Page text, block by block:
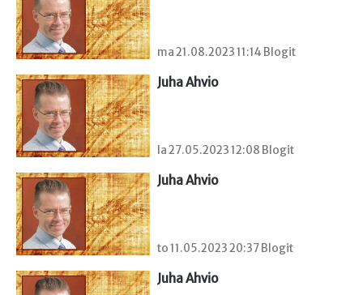
ma 21.08.2023 11:14 Blogit
Juha Ahvio
la 27.05.2023 12:08 Blogit
Juha Ahvio
to 11.05.2023 20:37 Blogit
Juha Ahvio